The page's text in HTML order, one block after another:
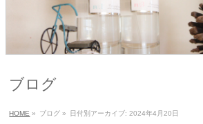
ブログ
HOME » ブログ » 日付別アーカイブ: 2024年4月20日